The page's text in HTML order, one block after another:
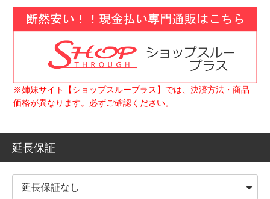
※姉妹サイト【ショップスループラス】では、決済方法・商品
価格が異なります。必ずご確認ください。
延長保証